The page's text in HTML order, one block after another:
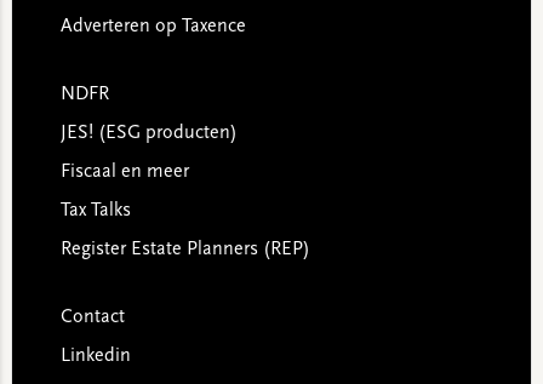
Adverteren op Taxence
NDFR
JES! (ESG producten)
Fiscaal en meer
Tax Talks
Register Estate Planners (REP)
Contact
Linkedin